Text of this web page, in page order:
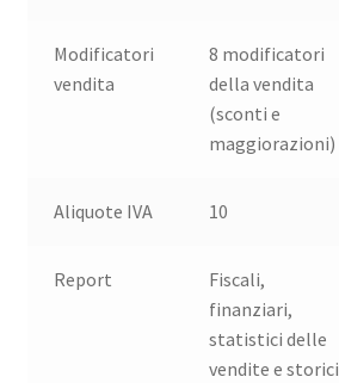
Modificatori
vendita
8 modificatori
della vendita
(sconti e
maggiorazioni)
Aliquote IVA 10
Report
Fiscali,
finanziari,
statistici delle
vendite e storici